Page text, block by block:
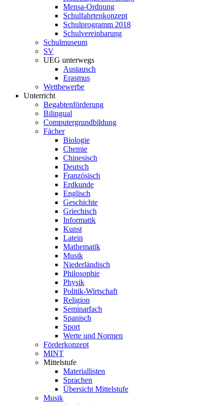
Mensa-Ordnung
Schulfahrtenkonzept
Schulprogramm 2018
Schulvereinbarung
Schulmuseum
SV
UEG unterwegs
Austausch
Erasmus
Wettbewerbe
Unterricht
Begabtenförderung
Bilingual
Computergrundbildung
Fächer
Biologie
Chemie
Chinesisch
Deutsch
Französisch
Erdkunde
Englisch
Geschichte
Griechisch
Informatik
Kunst
Latein
Mathematik
Musik
Niederländisch
Philosophie
Physik
Politik-Wirtschaft
Religion
Seminarfach
Spanisch
Sport
Werte und Normen
Förderkonzept
MINT
Mittelstufe
Materiallisten
Sprachen
Übersicht Mittelstufe
Musik